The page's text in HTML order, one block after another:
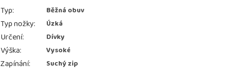
Typ: Běžná obuv
Typ nožky: Úzká
Určení: Dívky
Výška: Vysoké
Zapínání: Suchý zip